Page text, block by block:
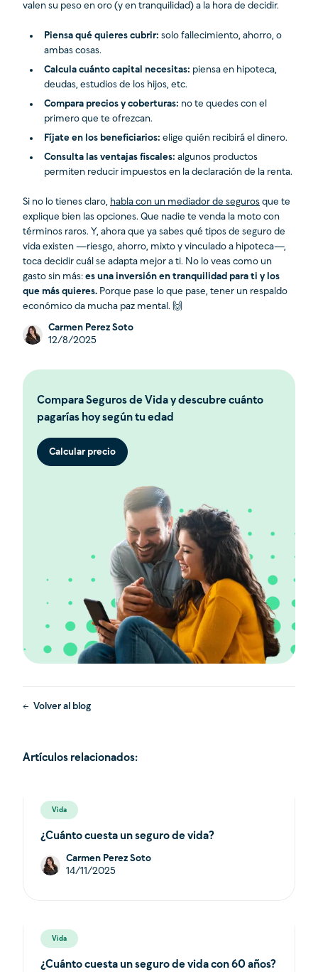
Volver al blog
valen su peso en oro (y en tranquilidad) a la hora de decidir.
Piensa qué quieres cubrir: solo fallecimiento, ahorro, o
ambas cosas.
Calcula cuánto capital necesitas: piensa en hipoteca,
deudas, estudios de los hijos, etc.
Compara precios y coberturas: no te quedes con el
primero que te ofrezcan.
Fíjate en los beneficiarios: elige quién recibirá el dinero.
Consulta las ventajas fiscales: algunos productos
permiten reducir impuestos en la declaración de la renta.
Si no lo tienes claro, habla con un mediador de seguros que te
explique bien las opciones. Que nadie te venda la moto con
términos raros. Y, ahora que ya sabes qué tipos de seguro de
vida existen —riesgo, ahorro, mixto y vinculado a hipoteca—,
toca decidir cuál se adapta mejor a ti. No lo veas como un
gasto sin más: es una inversión en tranquilidad para ti y los
que más quieres. Porque pase lo que pase, tener un respaldo
económico da mucha paz mental. 🙌
Carmen Perez Soto
12/8/2025
Compara Seguros de Vida y descubre cuánto
pagarías hoy según tu edad
Calcular precio
Artículos relacionados:
Vida
¿Cuánto cuesta un seguro de vida?
Carmen Perez Soto
14/11/2025
Vida
¿Cuánto cuesta un seguro de vida con 60 años?